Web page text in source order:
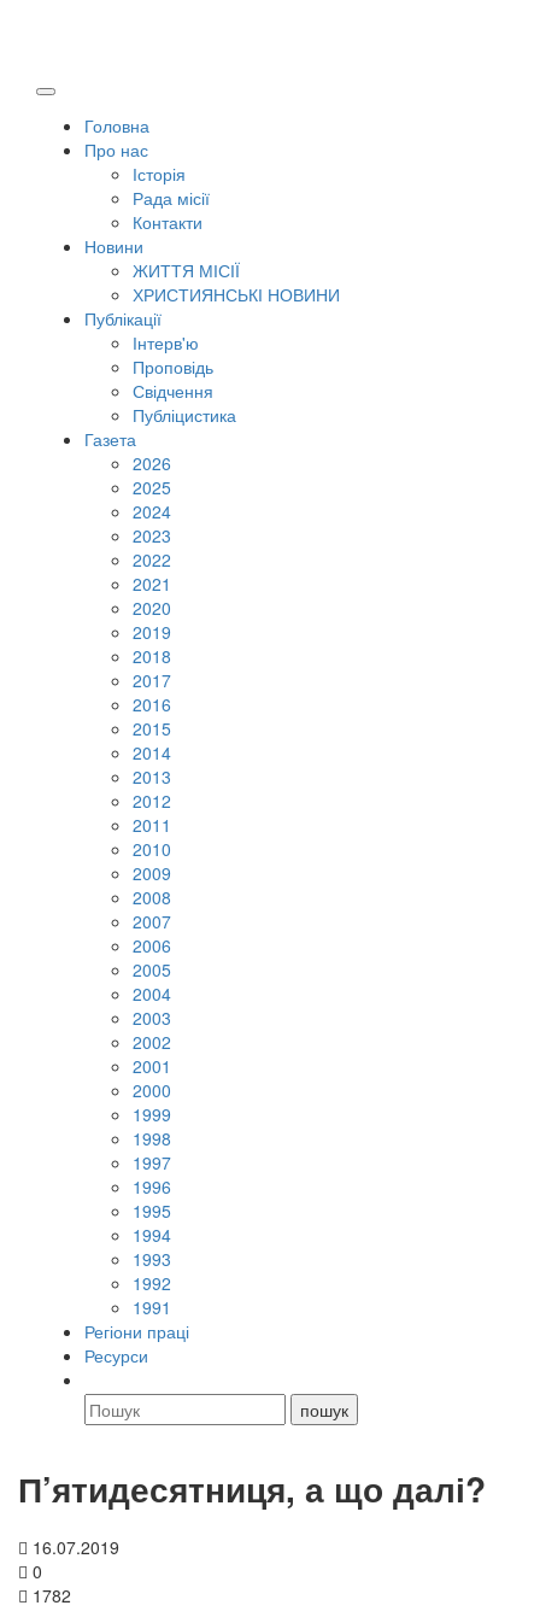
Головна
Про нас
Історія
Рада місії
Контакти
Новини
ЖИТТЯ МІСІЇ
ХРИСТИЯНСЬКІ НОВИНИ
Публікації
Інтерв'ю
Проповідь
Свідчення
Публіцистика
Газета
2026
2025
2024
2023
2022
2021
2020
2019
2018
2017
2016
2015
2014
2013
2012
2011
2010
2009
2008
2007
2006
2005
2004
2003
2002
2001
2000
1999
1998
1997
1996
1995
1994
1993
1992
1991
Регіони праці
Ресурси
П’ятидесятниця, а що далі?
16.07.2019
0
1782